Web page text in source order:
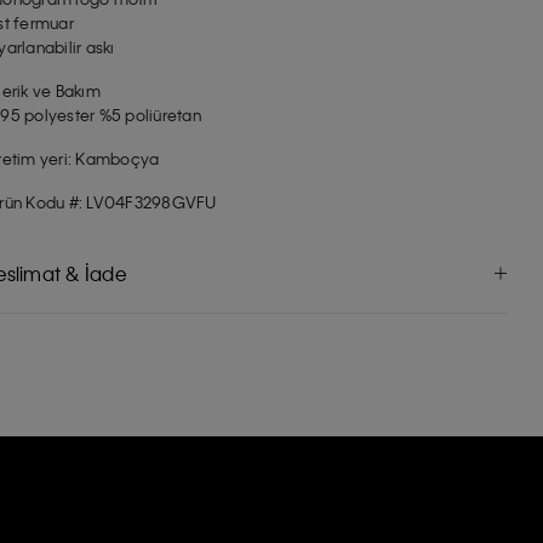
fermuar
askı
ve Bakım
polyester %5 poliüretan
yeri: Kamboçya
Kodu #: LV04F3298GVFU
& İade